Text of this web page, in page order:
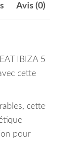
Avis (0)
IBIZA 5
cette
cette
pour